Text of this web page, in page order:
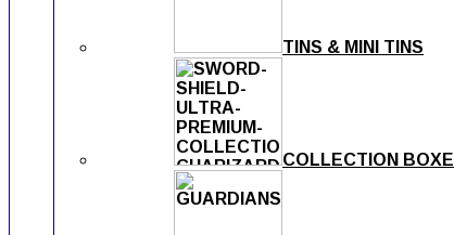
TINS & MINI TINS
COLLECTION BOXE